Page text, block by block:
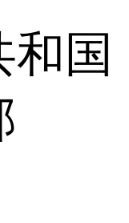
国